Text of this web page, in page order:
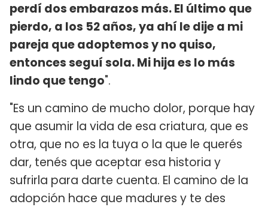
perdí dos embarazos más. El último que
pierdo, a los 52 años, ya ahí le dije a mi
pareja que adoptemos y no quiso,
entonces seguí sola. Mi hija es lo más
lindo que tengo".
"Es un camino de mucho dolor, porque hay
que asumir la vida de esa criatura, que es
otra, que no es la tuya o la que le querés
dar, tenés que aceptar esa historia y
sufrirla para darte cuenta. El camino de la
adopción hace que madures y te des